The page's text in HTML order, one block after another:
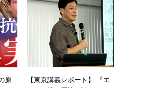
原
【東京講義レポート】 『エ